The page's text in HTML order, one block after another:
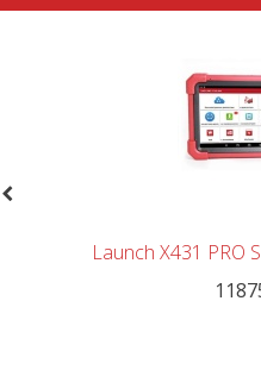
Launch X431 PRO